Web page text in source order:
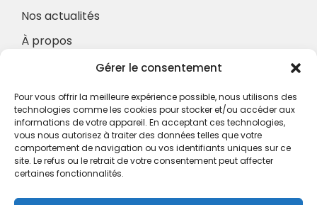
Gérer le consentement
Pour vous offrir la meilleure expérience possible, nous utilisons des
technologies comme les cookies pour stocker et/ou accéder aux
informations de votre appareil. En acceptant ces technologies,
vous nous autorisez à traiter des données telles que votre
comportement de navigation ou vos identifiants uniques sur ce
site. Le refus ou le retrait de votre consentement peut affecter
certaines fonctionnalités.
Nos actualités
À propos
À propos
Hotel à proximité
Politique de confidentialité
CGV